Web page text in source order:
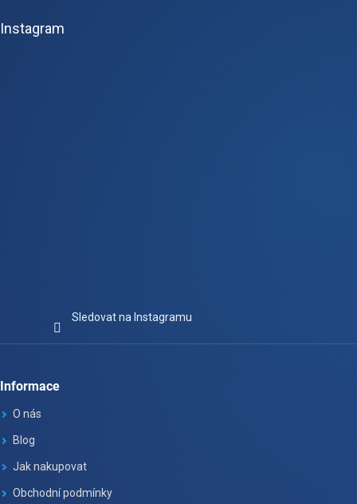
Instagram
Sledovat na Instagramu
Informace
O nás
Blog
Jak nakupovat
Obchodní podmínky